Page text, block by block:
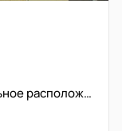
Просторная 1-комнатная | Премиальное расположение